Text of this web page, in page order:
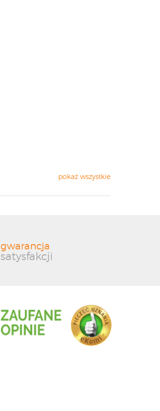
pokaż wszystkie
gwarancja
satysfakcji